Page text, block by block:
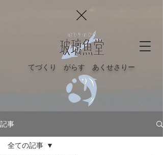
てづくり がらす あくせさりー
記事
全ての記事